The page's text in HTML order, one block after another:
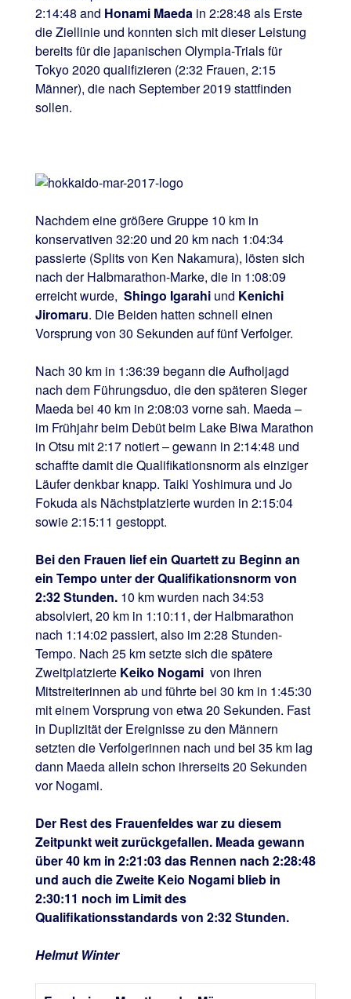
2:14:48 and Honami Maedain 2:28:48 als Erste
die Ziellinie und konnten sich mit dieser Leistung
bereits für die japanischen Olympia-Trials für
Tokyo 2020 qualifizieren (2:32 Frauen, 2:15
Männer), die nach September 2019 stattfinden
sollen.
Nachdem eine größere Gruppe 10 km in
konservativen 32:20 und 20 km nach 1:04:34
passierte (Splits von Ken Nakamura), lösten sich
nach der Halbmarathon-Marke, die in 1:08:09
erreicht wurde, Shingo Igarahiund Kenichi
Jiromaru. Die Beiden hatten schnell einen
Vorsprung von 30 Sekunden auf fünf Verfolger.
Nach 30 km in 1:36:39 begann die Aufholjagd
nach dem Führungsduo, die den späteren Sieger
Maeda bei 40 km in 2:08:03 vorne sah. Maeda –
im Frühjahr beim Debüt beim Lake Biwa Marathon
in Otsu mit 2:17 notiert – gewann in 2:14:48 und
schaffte damit die Qualifikationsnorm als einziger
Läufer denkbar knapp. Taiki Yoshimura und Jo
Fokuda als Nächstplatzierte wurden in 2:15:04
sowie 2:15:11 gestoppt.
Bei den Frauen lief ein Quartett zu Beginn an
ein Tempo unter der Qualifikationsnorm von
2:32 Stunden. 10 km wurden nach 34:53
absolviert, 20 km in 1:10:11, der Halbmarathon
nach 1:14:02 passiert, also im 2:28 Stunden-
Tempo. Nach 25 km setzte sich die spätere
Zweitplatzierte Keiko Nogami von ihren
Mitstreiterinnen ab und führte bei 30 km in 1:45:30
mit einem Vorsprung von etwa 20 Sekunden. Fast
in Duplizität der Ereignisse zu den Männern
setzten die Verfolgerinnen nach und bei 35 km lag
dann Maeda allein schon ihrerseits 20 Sekunden
vor Nogami.
Der Rest des Frauenfeldes war zu diesem
Zeitpunkt weit zurückgefallen. Meada gewann
über 40 km in 2:21:03 das Rennen nach 2:28:48
und auch die Zweite Keio Nogami blieb in
2:30:11 noch im Limit des
Qualifikationsstandards von 2:32 Stunden.
Helmut Winter